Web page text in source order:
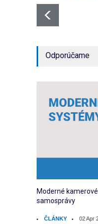
Odporúčame
Moderné
samosprávy
ČLÁNKY 02 Apr